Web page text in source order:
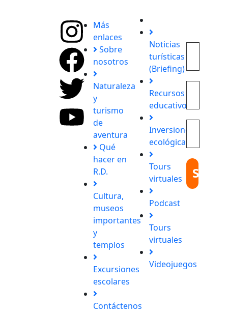
experiencias
inolvidables.
Más
enlaces
Sobre
nosotros
Naturaleza
y
turismo
de
aventura
Qué
hacer en
R.D.
Cultura,
museos
importantes
y
templos
Excursiones
escolares
Contáctenos
Noticias
turísticas
(Briefing)
Recursos
educativos
Inversiones
ecológicas
Tours
virtuales
Podcast
Tours
virtuales
Videojuegos